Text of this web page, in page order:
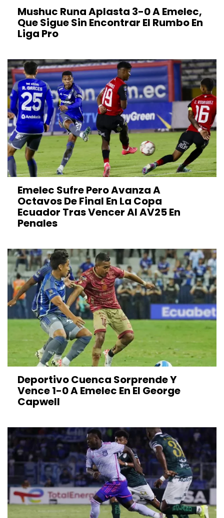
Mushuc Runa Aplasta 3-0 A Emelec,
Que Sigue Sin Encontrar El Rumbo En
Liga Pro
Emelec Sufre Pero Avanza A
Octavos De Final En La Copa
Ecuador Tras Vencer Al AV25 En
Penales
Deportivo Cuenca Sorprende Y
Vence 1-0 A Emelec En El George
Capwell